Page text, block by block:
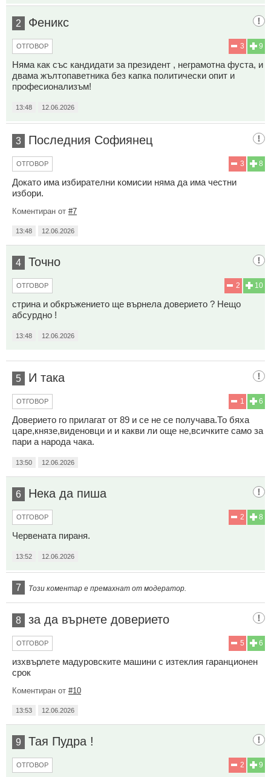
2 Феникс
9
3
ОТГОВОР
Няма как със кандидати за президент , неграмотна фуста, и
двама жълтопаветника без капка политически опит и
професионализъм!
13:48 12.06.2026
3 Последния Софиянец
8
3
ОТГОВОР
Докато има избирателни комисии няма да има честни
избори.
Коментиран от #7
13:48 12.06.2026
4 Точно
10
2
ОТГОВОР
стрина и обкръжението ще върнела доверието ? Нещо
абсурдно !
13:48 12.06.2026
5 И така
6
1
ОТГОВОР
Доверието го прилагат от 89 и се не се получава.То бяха
царе,князе,виденовци и и какви ли още не,всичките само за
пари а народа чака.
13:50 12.06.2026
6 Нека да пиша
8
2
ОТГОВОР
Червената пираня.
13:52 12.06.2026
7 Този коментар е премахнат от модератор.
8 за да върнете доверието
6
5
ОТГОВОР
изхвърлете мадуровските машини с изтеклия гаранционен
срок
Коментиран от #10
13:53 12.06.2026
9 Тая Пудра !
9
2
ОТГОВОР